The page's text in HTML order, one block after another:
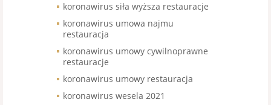
koronawirus siła wyższa restauracje
koronawirus umowa najmu
restauracja
koronawirus umowy cywilnoprawne
restauracje
koronawirus umowy restauracja
koronawirus wesela 2021